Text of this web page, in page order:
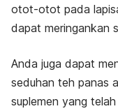
otot-otot pada
dapat meringankan
Anda juga dapat
seduhan teh panas
suplemen yang